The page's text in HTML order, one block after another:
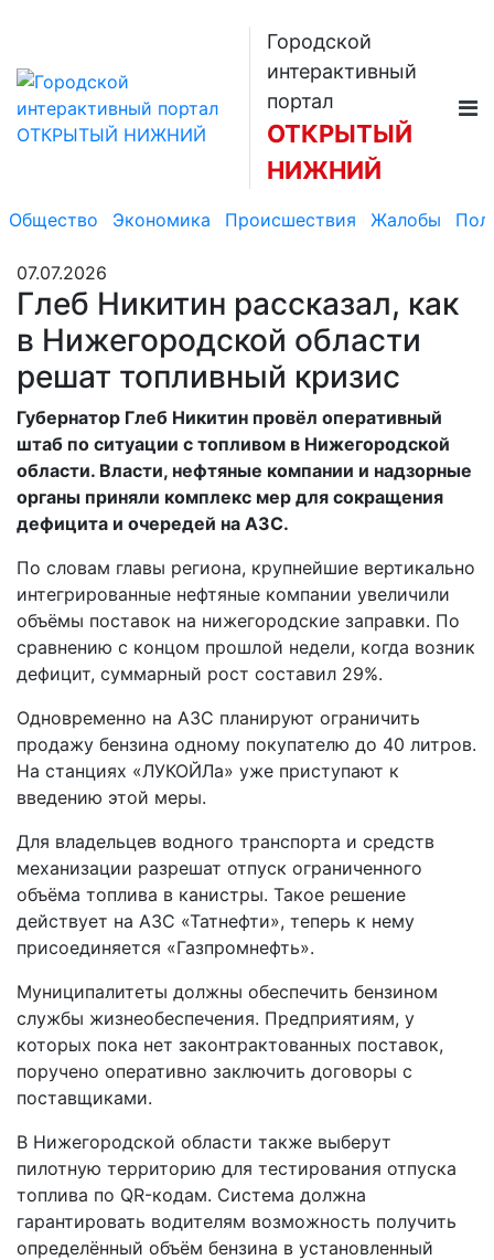
Городской
интерактивный
портал
ОТКРЫТЫЙ
НИЖНИЙ
Общество Экономика Происшествия Жалобы
07.07.2026
Глеб Никитин рассказал, как
в Нижегородской области
решат топливный кризис
Губернатор Глеб Никитин провёл оперативный
штаб по ситуации с топливом в Нижегородской
области. Власти, нефтяные компании и надзорные
органы приняли комплекс мер для сокращения
дефицита и очередей на АЗС.
По словам главы региона, крупнейшие вертикально
интегрированные нефтяные компании увеличили
объёмы поставок на нижегородские заправки. По
сравнению с концом прошлой недели, когда возник
дефицит, суммарный рост составил 29%.
Одновременно на АЗС планируют ограничить
продажу бензина одному покупателю до 40 литров.
На станциях «ЛУКОЙЛа» уже приступают к
введению этой меры.
Для владельцев водного транспорта и средств
механизации разрешат отпуск ограниченного
объёма топлива в канистры. Такое решение
действует на АЗС «Татнефти», теперь к нему
присоединяется «Газпромнефть».
Муниципалитеты должны обеспечить бензином
службы жизнеобеспечения. Предприятиям, у
которых пока нет законтрактованных поставок,
поручено оперативно заключить договоры с
поставщиками.
В Нижегородской области также выберут
пилотную территорию для тестирования отпуска
топлива по QR-кодам. Система должна
гарантировать водителям возможность получить
определённый объём бензина в установленный